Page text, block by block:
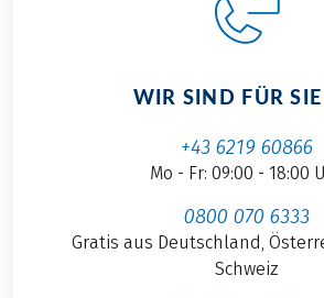
WIR SIND FÜR
+43 6219 60866
Mo - Fr: 09:00 - 18:00
0800 070 6333
Gratis aus Deutschland,
Schweiz